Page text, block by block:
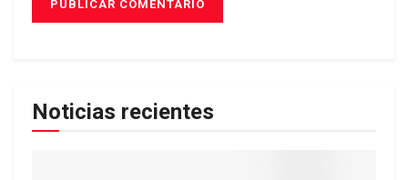
Noticias recientes